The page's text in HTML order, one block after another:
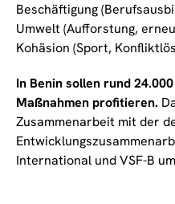
Beschäftigung
Umwelt (Aufforstung,
Kohäsion (Sport,
In Benin sollen rund
Maßnahmen profitieren.
Zusammenarbeit mit der
International und VSF-B